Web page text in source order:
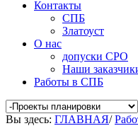
Контакты
СПБ
Златоуст
О нас
допуски СРО
Наши
Работы в СПБ
Вы здесь: ГЛАВНАЯ/